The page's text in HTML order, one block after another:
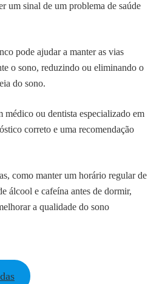
um sinal de um problema de saúde
pode ajudar a manter as vias
o sono, reduzindo ou eliminando o
do sono.
médico ou dentista especializado em
correto e uma recomendação
como manter um horário regular de
álcool e cafeína antes de dormir,
a qualidade do sono